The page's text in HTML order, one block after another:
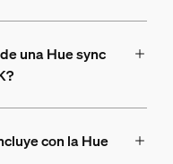
una Hue sync
con la Hue